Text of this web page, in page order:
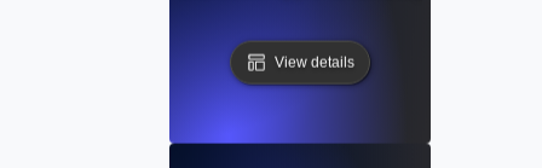
View details